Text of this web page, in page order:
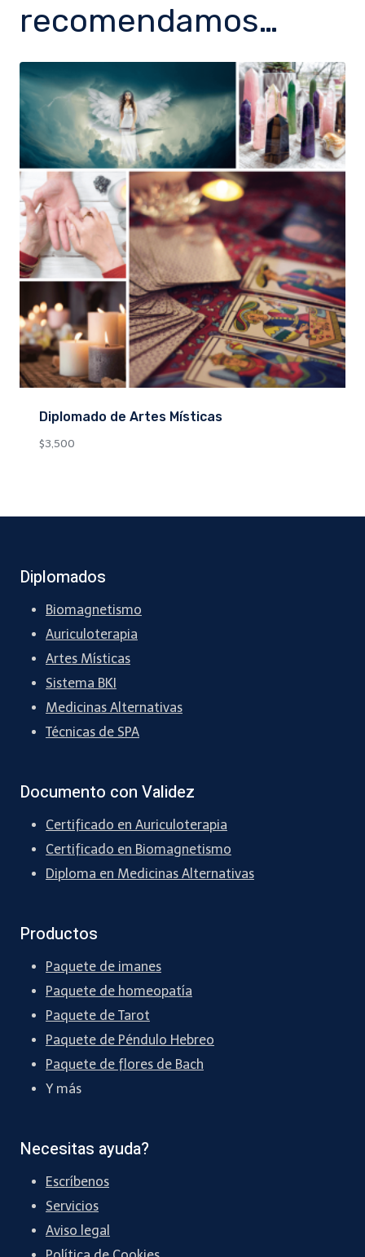
recomendamos…
Diplomado de Artes Místicas
$3,500
Diplomados
Biomagnetismo
Auriculoterapia
Artes Místicas
Sistema BKI
Medicinas Alternativas
Técnicas de SPA
Documento con Validez
Certificado en Auriculoterapia
Certificado en Biomagnetismo
Diploma en Medicinas Alternativas
Productos
Paquete de imanes
Paquete de homeopatía
Paquete de Tarot
Paquete de Péndulo Hebreo
Paquete de flores de Bach
Y más
Necesitas ayuda?
Escríbenos
Servicios
Aviso legal